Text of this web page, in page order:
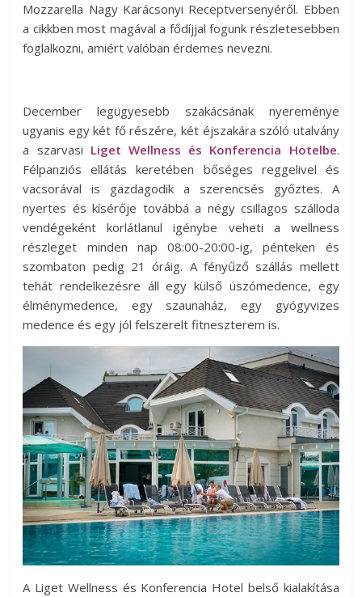
Mozzarella Nagy Karácsonyi Receptversenyéről. Ebben
a cikkben most magával a fődíjjal fogunk részletesebben
foglalkozni, amiért valóban érdemes nevezni.
December legügyesebb szakácsának nyereménye
ugyanis egy két fő részére, két éjszakára szóló utalvány
a szarvasi Liget Wellness és Konferencia Hotelbe.
Félpanziós ellátás keretében bőséges reggelivel és
vacsorával is gazdagodik a szerencsés győztes. A
nyertes és kísérője továbbá a négy csillagos szálloda
vendégeként korlátlanul igénybe veheti a wellness
részleget minden nap 08:00-20:00-ig, pénteken és
szombaton pedig 21 óráig. A fényűző szállás mellett
tehát rendelkezésre áll egy külső úszómedence, egy
élménymedence, egy szaunaház, egy gyógyvizes
medence és egy jól felszerelt fitneszterem is.
A Liget Wellness és Konferencia Hotel belső kialakítása